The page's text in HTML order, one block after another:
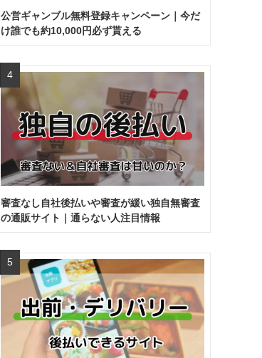
公営ギャンブル無料登録キャンペーン｜今だ
け誰でも約10,000円必ず貰える
審査なし自社後払いや審査が緩い独自無審査
の通販サイト｜通らない人注目情報